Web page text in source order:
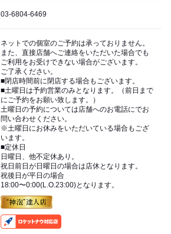
03-6804-6469
ネットでの個室のご予約は承っておりません。
また、直接店舗へご連絡をいただいた場合でも
ご利用をお受けできない場合がございます。
ご了承ください。
■閉店時間前に閉店する場合もございます。
■土曜日は予約営業のみとなります。（前日まで
にご予約をお願い致します。）
土曜日の予約については店舗へのお電話にでお
問い合わせください。
※土曜日にお休みをいただいている場合もござ
います。
■定休日
日曜日、他不定休あり。
祝日前日が日曜日の場合は店休となります。
祝後日が平日の場合
18:00〜0:00(L.O.23:00)となります。